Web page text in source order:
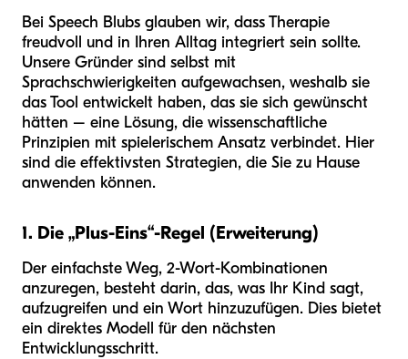
Bei Speech Blubs glauben wir, dass Therapie
freudvoll und in Ihren Alltag integriert sein sollte.
Unsere Gründer sind selbst mit
Sprachschwierigkeiten aufgewachsen, weshalb sie
das Tool entwickelt haben, das sie sich gewünscht
hätten – eine Lösung, die wissenschaftliche
Prinzipien mit spielerischem Ansatz verbindet. Hier
sind die effektivsten Strategien, die Sie zu Hause
anwenden können.
1. Die „Plus-Eins“-Regel (Erweiterung)
Der einfachste Weg, 2-Wort-Kombinationen
anzuregen, besteht darin, das, was Ihr Kind sagt,
aufzugreifen und ein Wort hinzuzufügen. Dies bietet
ein direktes Modell für den nächsten
Entwicklungsschritt.